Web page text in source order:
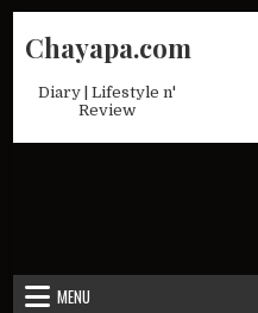
Chayapa.com
Diary | Lifestyle n'
Review
MENU